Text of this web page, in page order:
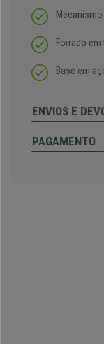
Forrado
Base em
ENVIOS E
PAGAMENTO